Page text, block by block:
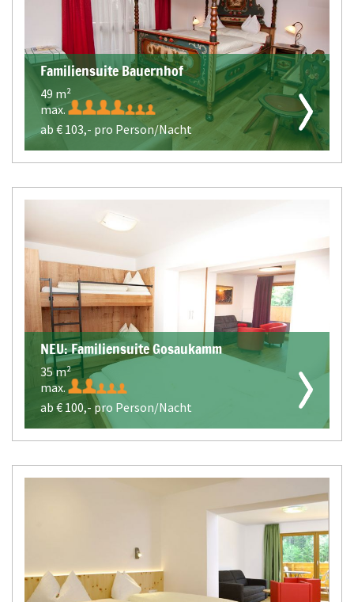
Familiensuite Bauernhof
49 m²
max.
ab € 103,- pro Person/Nacht
NEU: Familiensuite Gosaukamm
35 m²
max.
ab € 100,- pro Person/Nacht